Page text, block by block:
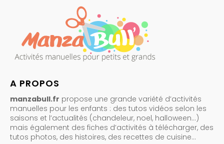
A PROPOS
manzabull.fr propose une grande variété d’activités
manuelles pour les enfants : des tutos vidéos selon les
saisons et l’actualités (chandeleur, noel, halloween…)
mais également des fiches d’activités à télécharger, des
tutos photos, des histoires, des recettes de cuisine…